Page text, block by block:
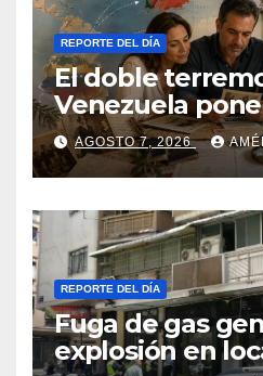
REPORTE DEL DÍA
El doble
Venezuela
las alternativas
solicitar la
parte de
vínculos
y Portugal
AGOSTO 7, 2026
REPORTE DEL DÍA
Fuga de gas
explosión en